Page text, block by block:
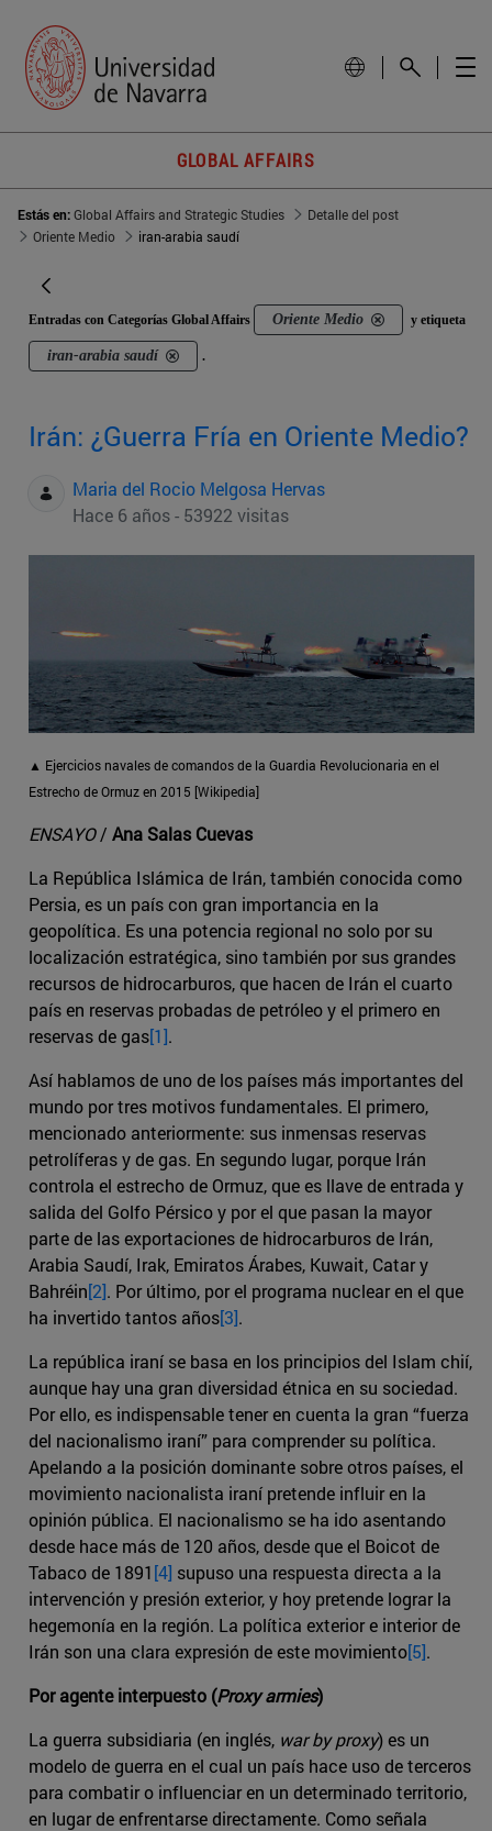
GLOBAL AFFAIRS
Estás en:Global Affairs and Strategic Studies
Detalle del post
Oriente Medio
iran-arabia saudí
Entradas con Categorías Global Affairs Oriente Medio y etiqueta
iran-arabia saudí .
Irán: ¿Guerra Fría en Oriente Medio?
Maria del Rocio Melgosa Hervas
Hace 6 años - 53922 visitas
▲ Ejercicios navales de comandos de la Guardia Revolucionaria en el
Estrecho de Ormuz en 2015 [Wikipedia]
ENSAYO/ Ana Salas Cuevas
La República Islámica de Irán, también conocida como
Persia, es un país con gran importancia en la
geopolítica. Es una potencia regional no solo por su
localización estratégica, sino también por sus grandes
recursos de hidrocarburos, que hacen de Irán el cuarto
país en reservas probadas de petróleo y el primero en
reservas de gas[1].
Así hablamos de uno de los países más importantes del
mundo por tres motivos fundamentales. El primero,
mencionado anteriormente: sus inmensas reservas
petrolíferas y de gas. En segundo lugar, porque Irán
controla el estrecho de Ormuz, que es llave de entrada y
salida del Golfo Pérsico y por el que pasan la mayor
parte de las exportaciones de hidrocarburos de Irán,
Arabia Saudí, Irak, Emiratos Árabes, Kuwait, Catar y
Bahréin[2]. Por último, por el programa nuclear en el que
ha invertido tantos años[3].
La república iraní se basa en los principios del Islam chií,
aunque hay una gran diversidad étnica en su sociedad.
Por ello, es indispensable tener en cuenta la gran “fuerza
del nacionalismo iraní” para comprender su política.
Apelando a la posición dominante sobre otros países, el
movimiento nacionalista iraní pretende influir en la
opinión pública. El nacionalismo se ha ido asentando
desde hace más de 120 años, desde que el Boicot de
Tabaco de 1891[4] supuso una respuesta directa a la
intervención y presión exterior, y hoy pretende lograr la
hegemonía en la región. La política exterior e interior de
Irán son una clara expresión de este movimiento[5].
Por agente interpuesto (Proxy armies)
La guerra subsidiaria (en inglés, war by proxy) es un
modelo de guerra en el cual un país hace uso de terceros
para combatir o influenciar en un determinado territorio,
en lugar de enfrentarse directamente. Como señala